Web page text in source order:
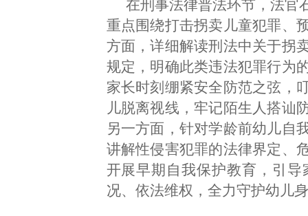
在刑事法律普法环节，法官
重点围绕打击拐卖儿童犯罪、
方面，详细解读刑法中关于拐
规定，明确此类违法犯罪行为
家长时刻绷紧安全防范之弦，
儿脱离视线，牢记陌生人搭讪
另一方面，针对学龄前幼儿自
讲解性侵害犯罪的法律界定、
开展早期自我保护教育，引
况、依法维权，全力守护幼儿